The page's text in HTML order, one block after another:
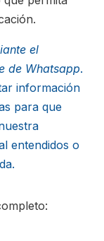
el
de Whatsapp.
información
para que
entendidos o